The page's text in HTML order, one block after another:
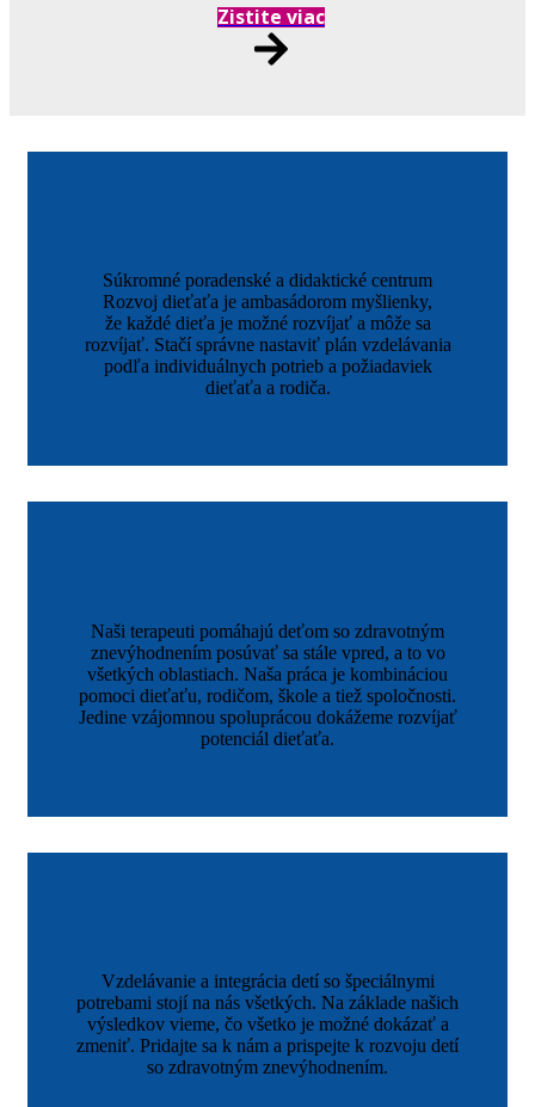
Zistite viac
Súkromné poradenské a didaktické centrum
Rozvoj dieťaťa je ambasádorom myšlienky,
že každé dieťa je možné rozvíjať a môže sa
rozvíjať. Stačí správne nastaviť plán vzdelávania
podľa individuálnych potrieb a požiadaviek
dieťaťa a rodiča.
Naši terapeuti pomáhajú deťom so zdravotným
znevýhodnením posúvať sa stále vpred, a to vo
všetkých oblastiach. Naša práca je kombináciou
pomoci dieťaťu, rodičom, škole a tiež spoločnosti.
Jedine vzájomnou spoluprácou dokážeme rozvíjať
potenciál dieťaťa.
Vzdelávanie a integrácia detí so špeciálnymi
potrebami stojí na nás všetkých. Na základe našich
výsledkov vieme, čo všetko je možné dokázať a
zmeniť. Pridajte sa k nám a prispejte k rozvoju detí
so zdravotným znevýhodnením.